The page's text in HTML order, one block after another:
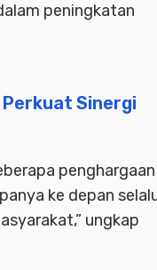
peningkatan
Perkuat Sinergi
penghargaan
ke depan
ungkap